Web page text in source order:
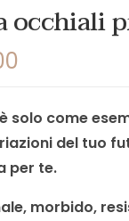
occhiali
solo come
del tuo
per te.
morbido,